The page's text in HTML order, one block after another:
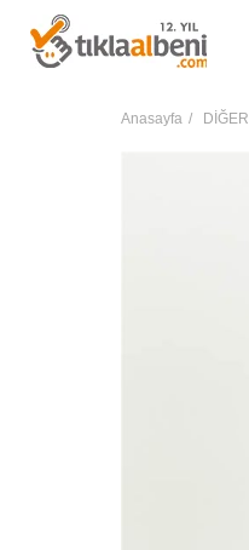
Anasayfa DİĞER